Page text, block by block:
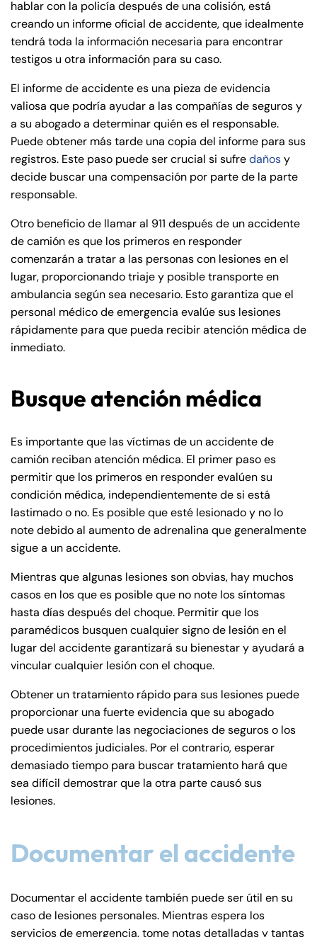
hablar con la policía después de una colisión, está
creando un informe oficial de accidente, que idealmente
tendrá toda la información necesaria para encontrar
testigos u otra información para su caso.
El informe de accidente es una pieza de evidencia
valiosa que podría ayudar a las compañías de seguros y
a su abogado a determinar quién es el responsable.
Puede obtener más tarde una copia del informe para sus
registros. Este paso puede ser crucial si sufredañosy
decide buscar una compensación por parte de la parte
responsable.
Otro beneficio de llamar al 911 después de un accidente
de camión es que los primeros en responder
comenzarán a tratar a las personas con lesiones en el
lugar, proporcionando triaje y posible transporte en
ambulancia según sea necesario. Esto garantiza que el
personal médico de emergencia evalúe sus lesiones
rápidamente para que pueda recibir atención médica de
inmediato.
Busque atención médica
Es importante que las víctimas de un accidente de
camión reciban atención médica. El primer paso es
permitir que los primeros en responder evalúen su
condición médica, independientemente de si está
lastimado o no. Es posible que esté lesionado y no lo
note debido al aumento de adrenalina que generalmente
sigue a un accidente.
Mientras que algunas lesiones son obvias, hay muchos
casos en los que es posible que no note los síntomas
hasta días después del choque. Permitir que los
paramédicos busquen cualquier signo de lesión en el
lugar del accidente garantizará su bienestar y ayudará a
vincular cualquier lesión con el choque.
Obtener un tratamiento rápido para sus lesiones puede
proporcionar una fuerte evidencia que su abogado
puede usar durante las negociaciones de seguros o los
procedimientos judiciales. Por el contrario, esperar
demasiado tiempo para buscar tratamiento hará que
sea difícil demostrar que la otra parte causó sus
lesiones.
Documentar el accidente
Documentar el accidente también puede ser útil en su
caso de lesiones personales. Mientras espera los
servicios de emergencia, tome notas detalladas y tantas
Answering Service
Office Hours
Answering Service
Office Hours